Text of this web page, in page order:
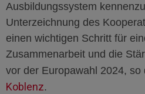
Ausbildungssystem
Unterzeichnung des
einen wichtigen Schritt für
Zusammenarbeit und die
vor der Europawahl 2024, so
Koblenz.